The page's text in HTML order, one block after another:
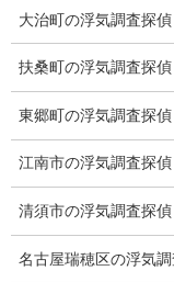
ワンストップサービ
アフターフォロー
ミライリサーチのお
当社のこだわり
契約後の安心と信頼
顧問弁護士のご案
大治町の浮気調査探偵
扶桑町の浮気調査探偵
東郷町の浮気調査探偵
江南市の浮気調査探偵
清須市の浮気調査探偵
名古屋瑞穂区の浮気